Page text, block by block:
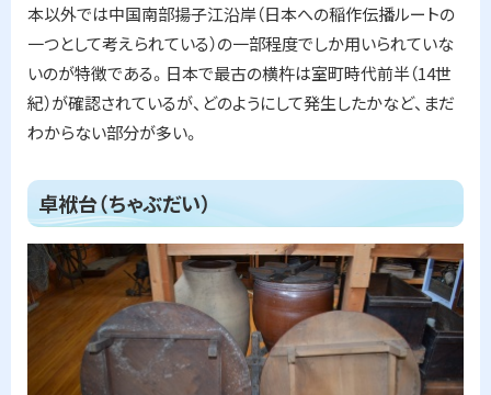
本以外では中国南部揚子江沿岸（日本への稲作伝播ルートの
一つとして考えられている）の一部程度でしか用いられていな
いのが特徴である。日本で最古の横杵は室町時代前半（14世
紀）が確認されているが、どのようにして発生したかなど、まだ
わからない部分が多い。
ト
ッ
プ
に
戻
卓袱台（ちゃぶだい）